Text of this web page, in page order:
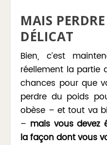
MAIS
DÉLICAT
Bien, c’est
réellement la partie
chances pour que
perdre du poids
obèse – et tout va
– mais vous devez
la façon dont vous